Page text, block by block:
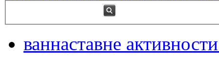
ваннаставне